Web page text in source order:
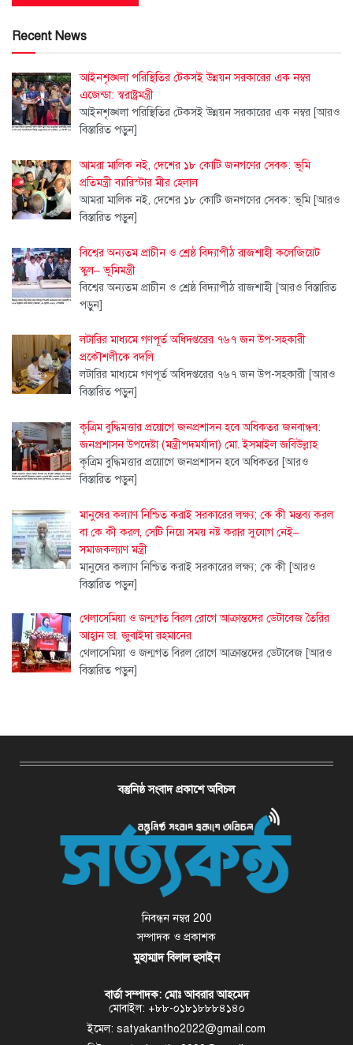
Recent News
আইনশৃঙ্খলা পরিস্থিতির টেকসই উন্নয়ন সরকারের এক নম্বর
এজেন্ডা: স্বরাষ্ট্রমন্ত্রী
আইনশৃঙ্খলা পরিস্থিতির টেকসই উন্নয়ন সরকারের এক নম্বর [আরও
বিস্তারিত পড়ুন]
আমরা মালিক নই, দেশের ১৮ কোটি জনগণের সেবক: ভূমি
প্রতিমন্ত্রী ব্যারিস্টার মীর হেলাল
আমরা মালিক নই, দেশের ১৮ কোটি জনগণের সেবক: ভূমি [আরও
বিস্তারিত পড়ুন]
বিশ্বের অন্যতম প্রাচীন ও শ্রেষ্ঠ বিদ্যাপীঠ রাজশাহী কলেজিয়েট
স্কুল– ভূমিমন্ত্রী
বিশ্বের অন্যতম প্রাচীন ও শ্রেষ্ঠ বিদ্যাপীঠ রাজশাহী [আরও বিস্তারিত
পড়ুন]
লটারির মাধ্যমে গণপূর্ত অধিদপ্তরের ৭৬৭ জন উপ-সহকারী
প্রকৌশলীকে বদলি
লটারির মাধ্যমে গণপূর্ত অধিদপ্তরের ৭৬৭ জন উপ-সহকারী [আরও
বিস্তারিত পড়ুন]
কৃত্রিম বুদ্ধিমত্তার প্রয়োগে জনপ্রশাসন হবে অধিকতর জনবান্ধব:
জনপ্রশাসন উপদেষ্টা (মন্ত্রীপদমর্যাদা) মো. ইসমাইল জবিউল্লাহ
কৃত্রিম বুদ্ধিমত্তার প্রয়োগে জনপ্রশাসন হবে অধিকতর [আরও
বিস্তারিত পড়ুন]
মানুষের কল্যাণ নিশ্চিত করাই সরকারের লক্ষ্য; কে কী মন্তব্য করল
বা কে কী করল, সেটি নিয়ে সময় নষ্ট করার সুযোগ নেই–
সমাজকল্যাণ মন্ত্রী
মানুষের কল্যাণ নিশ্চিত করাই সরকারের লক্ষ্য; কে কী [আরও
বিস্তারিত পড়ুন]
থেলাসেমিয়া ও জন্মগত বিরল রোগে আক্রান্তদের ডেটাবেজ তৈরির
আহ্বান ডা. জুবাইদা রহমানের
থেলাসেমিয়া ও জন্মগত বিরল রোগে আক্রান্তদের ডেটাবেজ [আরও
বিস্তারিত পড়ুন]
বস্তুনিষ্ঠ সংবাদ প্রকাশে অবিচল
নিবন্ধন নম্বর 200
সম্পাদক ও প্রকাশক
মুহাম্মাদ বিলাল হুসাইন
বার্তা সম্পাদক: মোঃ আবরার আহমেদ
মোবাইল: +৮৮-০১৮১৮৮৮৪১৪০
ইমেল: satyakantho2022@gmail.com